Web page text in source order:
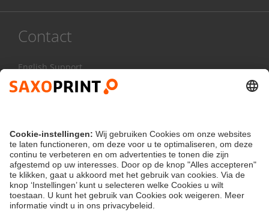
Contact
English Support
Contactformulier
klantenservice@saxoprint.nl